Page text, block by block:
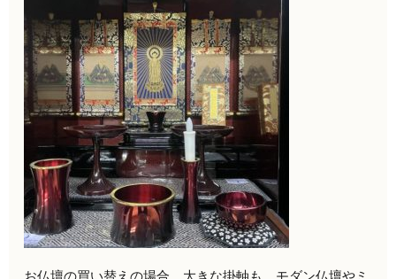
お仏壇の買い替えの場合、大きな掛軸も、モダン仏壇やミ